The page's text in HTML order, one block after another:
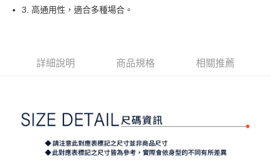
相關說明
成交易。
【繳款方式說明】
1.分期款項不併入電信帳單，「大哥付你分期」於每月結算日後寄送繳費提
2.透過簡訊連結打開帳單後，可選擇「超商條碼／台灣大直營門市／銀行轉
【關於「AFTEE先享後付」】
AFTEE先享後付是「在收到商品之後才付款」的支付方式。 讓您購物簡單
３．安心：先確認商品／服務後，再付款。
１．於結帳方式選擇「AFTEE先享後付」後，將跳轉至「AFTEE先享後付」
結帳頁面，進行簡訊認證並確認金額後，即可完成結帳。
ATM付款
全家取貨付款
付款後全家取貨
3. 高通用性，適合多種場合。
詳細說明 商品規格 相關推薦